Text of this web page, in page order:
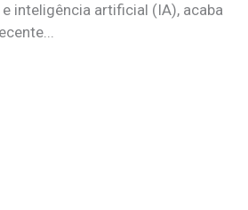
inteligência artificial (IA), acaba